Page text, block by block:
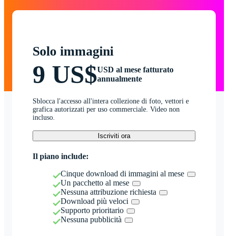
Solo immagini
9 US$USD al mese fatturato
annualmente
Sblocca l'accesso all'intera collezione di foto, vettori e
grafica autorizzati per uso commerciale. Video non
incluso.
Iscriviti ora
Il piano include:
Cinque download di immagini al mese
Un pacchetto al mese
Nessuna attribuzione richiesta
Download più veloci
Supporto prioritario
Nessuna pubblicità